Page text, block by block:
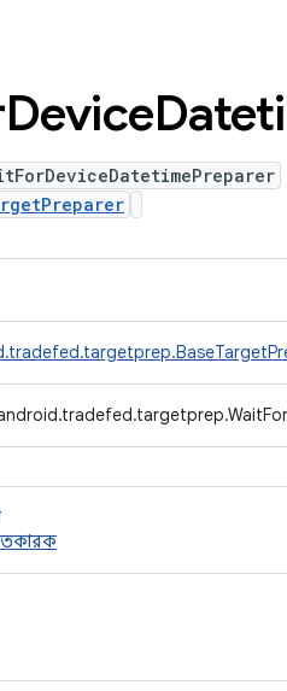
Device